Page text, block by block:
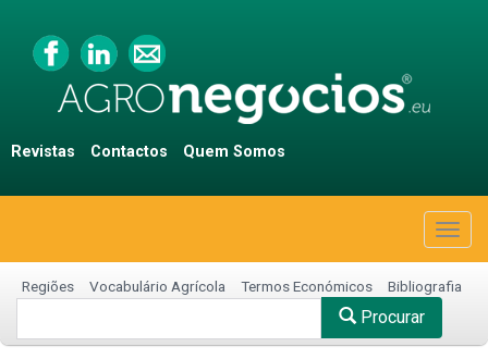
Revistas Contactos Quem Somos
Regiões Vocabulário Agrícola Termos Económicos Bibliografia
Procurar